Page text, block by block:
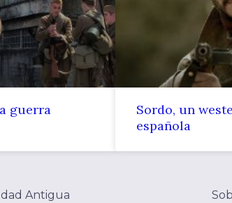
guerra
Sordo, un
española
Antigua